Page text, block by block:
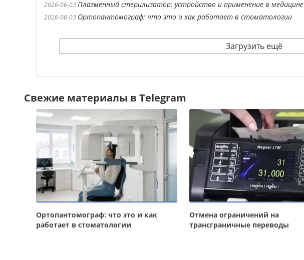
2026-06-03Плазменный стерилизатор: устройство и применение в медицине
2026-06-03 Ортопантомограф: что это и как работает в стоматологии
Загрузить ещё
Свежие материалы в Telegram
Ортопантомограф: что это и как
работает в стоматологии
Отмена ограничений на
трансграничные переводы